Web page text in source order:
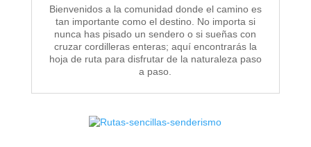
Bienvenidos a la comunidad donde el camino es
tan importante como el destino. No importa si
nunca has pisado un sendero o si sueñas con
cruzar cordilleras enteras; aquí encontrarás la
hoja de ruta para disfrutar de la naturaleza paso
a paso.